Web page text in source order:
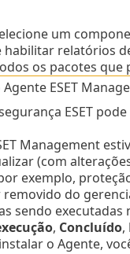
um
habilitar relatórios
os pacotes que
ESET
ESET
Management
(com
exemplo,
do
sendo
, Concluído,
o Agente,